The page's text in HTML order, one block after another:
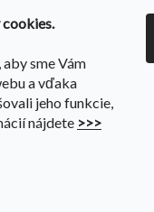
sme Vám
a vďaka
jeho funkcie,
nájdete >>>